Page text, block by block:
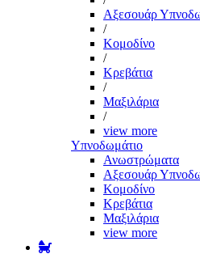
Αξεσουάρ
/
Κομοδίνο
/
Κρεβάτια
/
Μαξιλάρια
/
view more
Υπνοδωμάτιο
Ανωστρώματα
Αξεσουάρ
Κομοδίνο
Κρεβάτια
Μαξιλάρια
view more